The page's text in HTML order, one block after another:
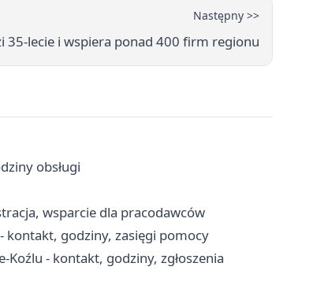
Następny >>
35-lecie i wspiera ponad 400 firm regionu
obsługi
wsparcie dla pracodawców
kontakt, godziny, zasięgi pomocy
- kontakt, godziny, zgłoszenia